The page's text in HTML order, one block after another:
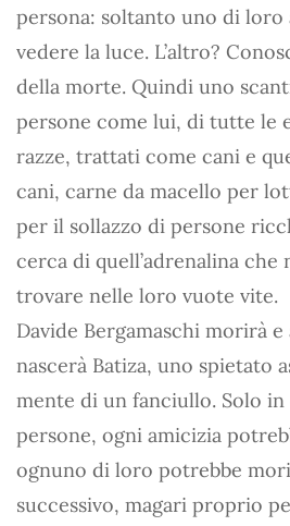
persona: soltanto uno di
vedere la luce. L’altro?
della morte. Quindi uno
persone come lui, di tutte le
razze, trattati come cani e
cani, carne da macello per
per il sollazzo di persone
cerca di quell’adrenalina che
trovare nelle loro vuote vite.
Davide Bergamaschi morirà
nascerà Batiza, uno spietato
mente di un fanciullo. Solo
persone, ogni amicizia
ognuno di loro potrebbe
successivo, magari proprio